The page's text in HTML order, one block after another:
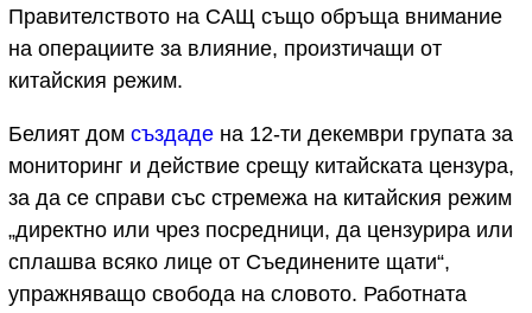
Правителството на САЩ също обръща внимание
на операциите за влияние, произтичащи от
китайския режим.
Белият дом създаде на 12-ти декември групата за
мониторинг и действие срещу китайската цензура,
за да се справи със стремежа на китайския режим
„директно или чрез посредници, да цензурира или
сплашва всяко лице от Съединените щати“,
упражняващо свобода на словото. Работната